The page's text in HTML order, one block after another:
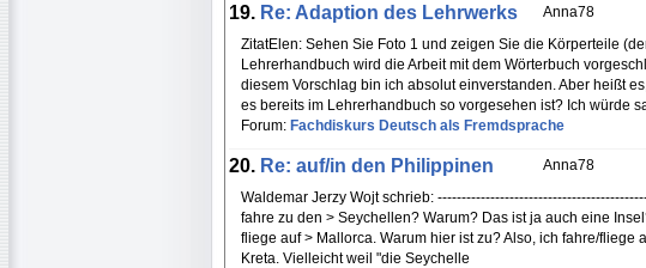
Anna78
19. Re: Adaption des Lehrwerks
ZitatElen: Sehen Sie Foto 1 und zeigen Sie die Körperteile
Lehrerhandbuch wird die Arbeit mit dem Wörterbuch
diesem Vorschlag bin ich absolut einverstanden. Aber heißt
es bereits im Lehrerhandbuch so vorgesehen ist? Ich würde
Forum: Fachdiskurs Deutsch als Fremdsprache
Anna78
20. Re: auf/in den Philippinen
Waldemar Jerzy Wojt schrieb:
fahre zu den > Seychellen? Warum? Das ist ja auch eine
fliege auf > Mallorca. Warum hier ist zu? Also, ich fahre/
Kreta. Vielleicht weil "die Seychelle